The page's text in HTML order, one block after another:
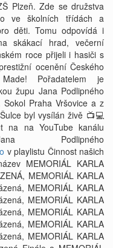
Plzeň. Zde se družstva
ve školních třídách a
děti. Tomu odpovídá i
skákací hrad, večerní
roce přijeli i hasiči s
ocenění Českého
Pořadatelem je
župu Jana Podlipného
Praha Vršovice a z
byl vysílán živě 📺💻
na na YouTube kanálu
Podlipného
v playlistu Činnost našich
MEMORIÁL KARLA
MEMORIÁL KARLA
MEMORIÁL KARLA
MEMORIÁL KARLA
MEMORIÁL KARLA
MEMORIÁL KARLA
MEMORIÁL KARLA